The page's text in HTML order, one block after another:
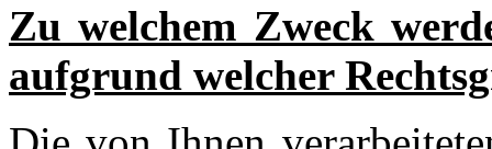
Zu welchem Zweck
aufgrund welcher